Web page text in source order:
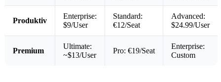
Produktiv
Enterprise:
$9/User
Standard:
€12/Seat
Advanced:
$24.99/User
Premium
Ultimate:
~$13/User
Pro: €19/Seat
Enterprise:
Custom